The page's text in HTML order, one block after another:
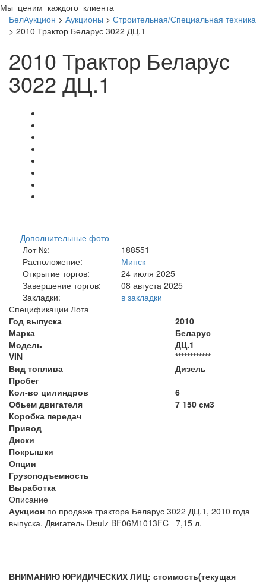
Мы ценим каждого клиента
БелАукцион > Аукционы > Строительная/Специальная техника
> 2010 Трактор Беларус 3022 ДЦ.1
2010 Трактор Беларус
3022 ДЦ.1
Дополнительные фото
Лот №:
188551
Расположение:
Минск
Открытие торгов:
24 июля 2025
Завершение торгов:
08 августа 2025
Закладки:
в закладки
Спецификации Лота
Год выпуска
2010
Марка
Беларус
Модель
ДЦ.1
VIN
************
Вид топлива
Дизель
Пробег
Кол-во цилиндров
6
Обьем двигателя
7 150 см3
Коробка передач
Привод
Диски
Покрышки
Опции
Грузоподъемность
Выработка
Описание
Аукцион по продаже трактора Беларус 3022 ДЦ.1, 2010 года
выпуска. Двигатель Deutz BF06M1013FC 7,15 л.
ВНИМАНИЮ ЮРИДИЧЕСКИХ ЛИЦ: стоимость(текущая